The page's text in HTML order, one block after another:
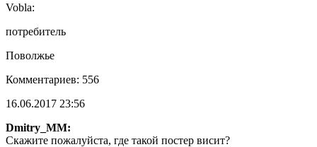
Vobla:
потребитель
Поволжье
Комментариев: 556
16.06.2017 23:56
Dmitry_MM:
Скажите пожалуйста, где такой постер висит?